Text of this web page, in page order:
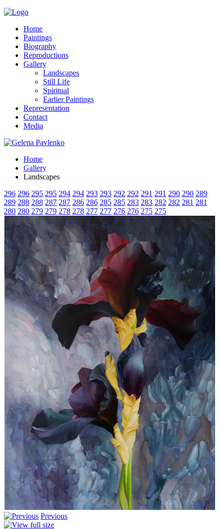
Home
Paintings
Biography
Reproductions
Gallery
Landscapes
Still Life
Spiritual
Earlier Paintings
Representation
Contact
Media
Home
Gallery
Landscapes
296 296 295 295 294 294 293 293 292 292 291 291 290 290 289
289 288 288 287 287 286 286 285 285 283 283 282 282 281 281
280 280 279 279 278 278 277 277 276 276 275 275
Previous